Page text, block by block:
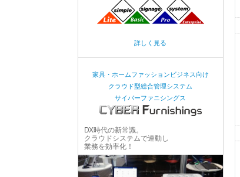
詳しく見る
家具・ホームファッションビジネス向け
クラウド型総合管理システム
サイバーファニシングス
DX時代の新常識。
クラウドシステムで連動し
業務を効率化！